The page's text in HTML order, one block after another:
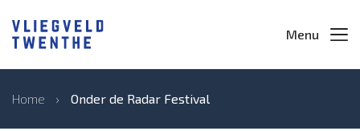
Menu
Home › Onder de Radar Festival